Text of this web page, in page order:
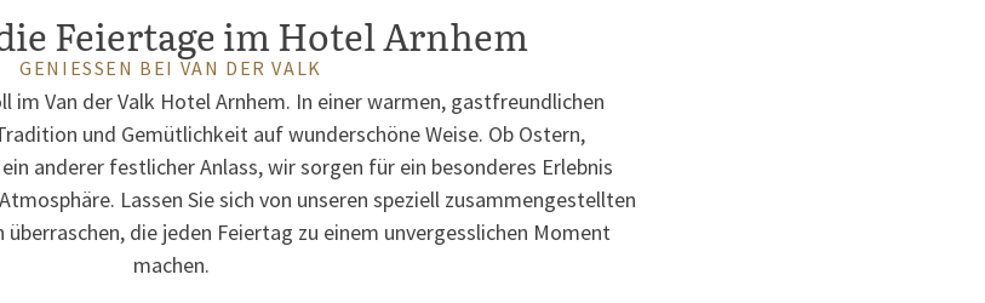
Feiertage im Hotel Arnhem
GENIESSEN BEI VAN DER VALK
im Van der Valk Hotel Arnhem. In einer warmen, gastfreundlichen
und Gemütlichkeit auf wunderschöne Weise. Ob Ostern,
anderer festlicher Anlass, wir sorgen für ein besonderes Erlebnis
Lassen Sie sich von unseren speziell zusammengestellten
die jeden Feiertag zu einem unvergesslichen Moment
machen.